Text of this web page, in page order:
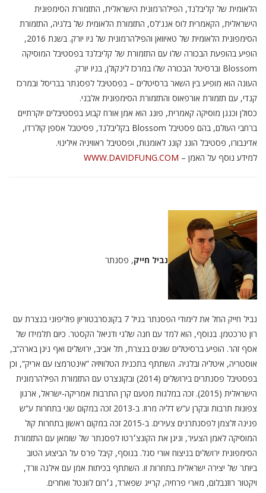
הלאומית של קליבלנד, הפילהרמונית הישראלית, התזמורת הסימפונית
הישראלית, הקאמרית לוס אנג'לס, התזמורת הלאומית של בלגיה, התזמורת
הסימפונית הלאומית של טאיוואן והפילהרמונית של ניו יורק. בשנת 2016,
הופיע בהופעת הבכורה שלו עם התזמורת של קליבלנד בפסטיבל המוסיקה
Blossom וברסיטל הבכורה שלו במרכז לינקולן, בניו יורק.
העונה הוא מופיע בין השאר ברסיטלים – בפסטיבל לפסנתר בבריסל ובמרכז
קנדי, עם תזמורת אורפאוס והתזמורת הסימפונית אלבני.
כסולן וכנגן מוסיקה קאמרית, פונג הוא אמן אורח קבוע בפסטיבלים יוקרתיים
ברחבי העולם, בהם פסטיבל Blossom בקליבלנד, פסיטבל אספן קולרדו,
אדינבורו, פסטיבל הונג קונג לאומנות, ופסטיבל ראוויניה אילינוי.
למידע נוסף על האמן – WWW.DAVIDFUNG.COM
נביל חייק, פסנתר
נביל חייק החל את לימודי הפסנתר בגיל 7 בקונסרבטוריון פוליפוני בנצרת עם
רון טרכטמן. בנוסף, הוא למד עם חנה שלגי ודניאל הקסטר. כיום תלמידו של
אסף זהר. הופיע ברסיטלים שונים בנצרת, תל אביב, ירושלים ואף ניגן בארה“ב,
אוסטריה, איטליה ובלגיה. השתתף בתכנית הטלוויזיה ”אינטרמצו עם אריק“, וכן
בפסטיבל פסנתרים בירושלים (2014) ובקונצרט עם התזמורת הפילהרמונית
הישראלית (2015). זכה במלגות מטעם קרן התרבות אמריקה-ישראל, ארגון
צפונות תרבות ובקרן ע“ש דליה מרוז. ב-2013 זכה במקום שני בתחרות ע“ש
פנינה זלצמן לפסנתרנים צעירים. ב-2015 זכה במקום ראשון בתחרות קול
המוסיקה לאמן הצעיר, וניגן את הקונצ׳רטו לפסנתר של שומאן עם התזמורת
הסימפונית ירושלים בניצוח אורי סגל. בנוסף, קיבל פרס על הביצוע הטוב
ביותר של יצירה ישראלית בתחרות זו. השתתף בכיתות אמן עם אילנה וורד,
ויקטור רוזנבלום, מארי פרחיה, קרייג שפארד, ג׳רום לוונטל ואחרים.